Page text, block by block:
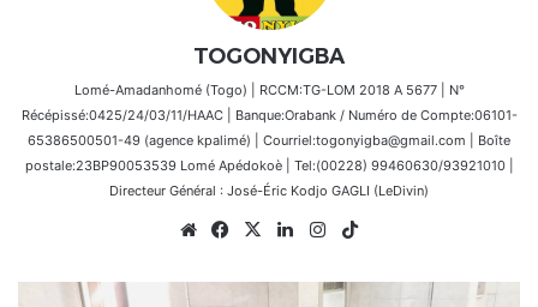
TOGONYIGBA
Lomé-Amadanhomé (Togo) | RCCM:TG-LOM 2018 A 5677 | N°
Récépissé:0425/24/03/11/HAAC | Banque:Orabank / Numéro de Compte:06101-
65386500501-49 (agence kpalimé) | Courriel:togonyigba@gmail.com | Boîte
postale:23BP90053539 Lomé Apédokoè | Tel:(00228) 99460630/93921010 |
Directeur Général : José-Éric Kodjo GAGLI (LeDivin)
WebsiteFacebook
X LinkedinInstagram